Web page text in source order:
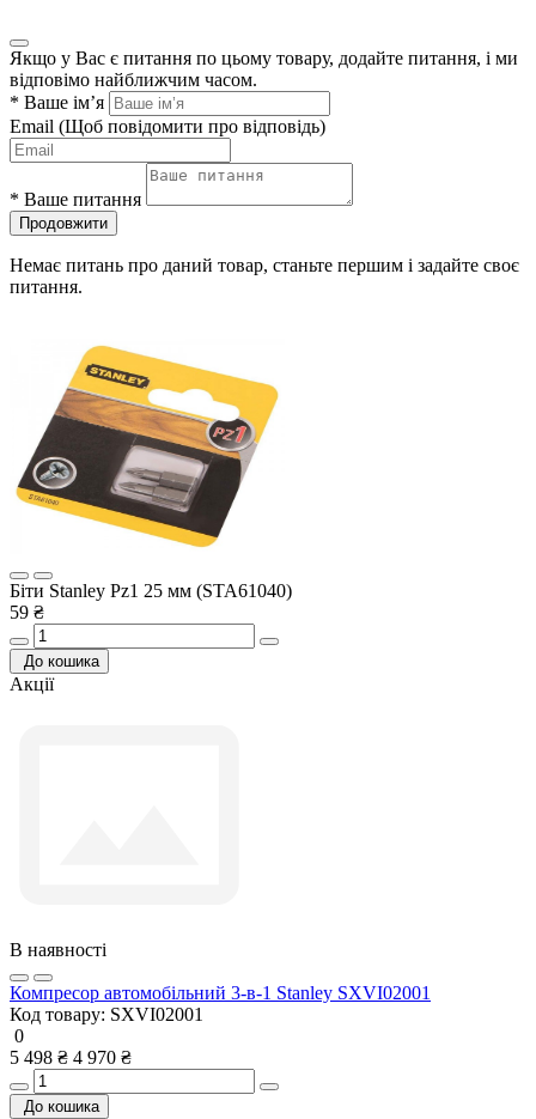
Якщо у Вас є питання по цьому товару, додайте питання, і ми
відповімо найближчим часом.
* Ваше ім’я
Email (Щоб повідомити про відповідь)
* Ваше питання
Продовжити
Немає питань про даний товар, станьте першим і задайте своє
питання.
Біти Stanley Pz1 25 мм (STA61040)
59 ₴
До кошика
Акції
В наявності
Компресор автомобільний 3-в-1 Stanley SXVI02001
Код товару: SXVI02001
0
5 498 ₴ 4 970 ₴
До кошика